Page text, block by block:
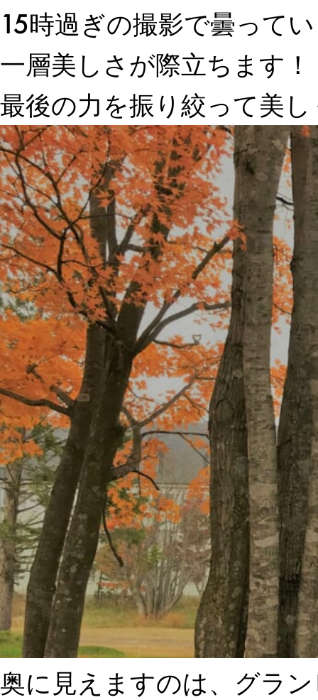
15時過ぎの撮影で曇って
一層美しさが際立ちます！
最後の力を振り絞って美
奥に見えますのは、グラ